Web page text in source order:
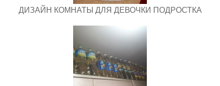
ДИЗАЙН КОМНАТЫ ДЛЯ ДЕВОЧКИ ПОДРОСТКА